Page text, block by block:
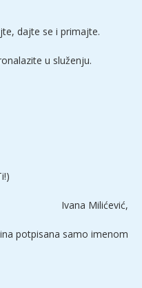
dajte se i primajte.
u služenju.
Ivana Milićević,
potpisana samo imenom